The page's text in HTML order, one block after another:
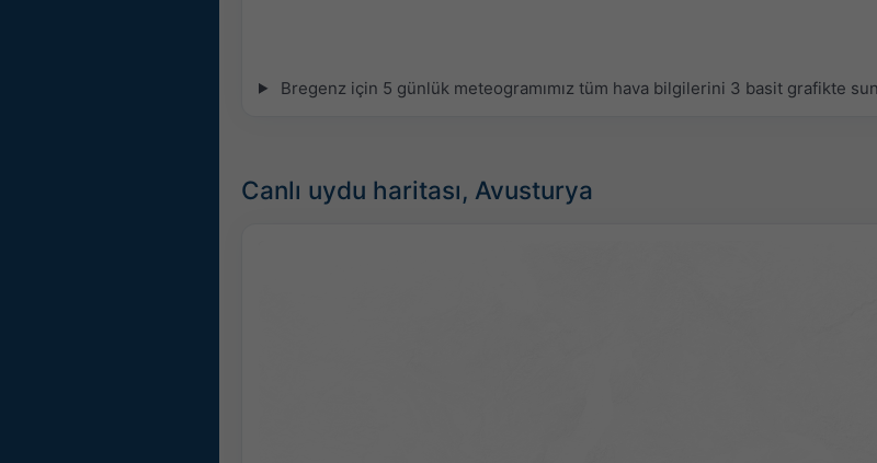
Bregenz için 5 günlük meteogramımız tüm hava bilgilerini 3 basit grafikte
Canlı uydu haritası, Avusturya